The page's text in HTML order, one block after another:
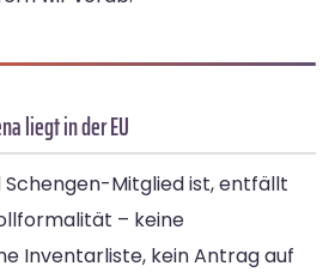
liegt in der EU
Schengen-Mitglied ist, entfällt
– keine
Inventarliste, kein Antrag auf